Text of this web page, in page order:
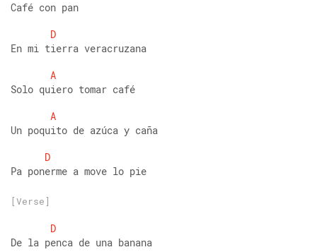
Café con pan
D
En mi tierra veracruzana
A
Solo quiero tomar café
A
Un poquito de azúca y caña
D
Pa ponerme a move lo pie
[Verse]
D
De la penca de una banana